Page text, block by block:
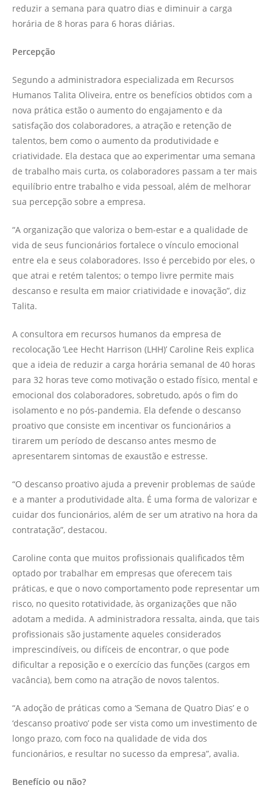
reduzir a semana para quatro dias e diminuir a carga
horária de 8 horas para 6 horas diárias.
Percepção
Segundo a administradora especializada em Recursos
Humanos Talita Oliveira, entre os benefícios obtidos com a
nova prática estão o aumento do engajamento e da
satisfação dos colaboradores, a atração e retenção de
talentos, bem como o aumento da produtividade e
criatividade. Ela destaca que ao experimentar uma semana
de trabalho mais curta, os colaboradores passam a ter mais
equilíbrio entre trabalho e vida pessoal, além de melhorar
sua percepção sobre a empresa.
“A organização que valoriza o bem-estar e a qualidade de
vida de seus funcionários fortalece o vínculo emocional
entre ela e seus colaboradores. Isso é percebido por eles, o
que atrai e retém talentos; o tempo livre permite mais
descanso e resulta em maior criatividade e inovação”, diz
Talita.
A consultora em recursos humanos da empresa de
recolocação ‘Lee Hecht Harrison (LHH)’ Caroline Reis explica
que a ideia de reduzir a carga horária semanal de 40 horas
para 32 horas teve como motivação o estado físico, mental e
emocional dos colaboradores, sobretudo, após o fim do
isolamento e no pós-pandemia. Ela defende o descanso
proativo que consiste em incentivar os funcionários a
tirarem um período de descanso antes mesmo de
apresentarem sintomas de exaustão e estresse.
“O descanso proativo ajuda a prevenir problemas de saúde
e a manter a produtividade alta. É uma forma de valorizar e
cuidar dos funcionários, além de ser um atrativo na hora da
contratação”, destacou.
Caroline conta que muitos profissionais qualificados têm
optado por trabalhar em empresas que oferecem tais
práticas, e que o novo comportamento pode representar um
risco, no quesito rotatividade, às organizações que não
adotam a medida. A administradora ressalta, ainda, que tais
profissionais são justamente aqueles considerados
imprescindíveis, ou difíceis de encontrar, o que pode
dificultar a reposição e o exercício das funções (cargos em
vacância), bem como na atração de novos talentos.
“A adoção de práticas como a ‘Semana de Quatro Dias’ e o
‘descanso proativo’ pode ser vista como um investimento de
longo prazo, com foco na qualidade de vida dos
funcionários, e resultar no sucesso da empresa”, avalia.
Benefício ou não?